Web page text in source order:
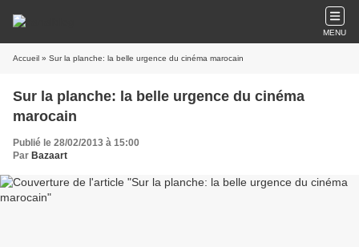
MENU
Accueil » Sur la planche: la belle urgence du cinéma marocain
Sur la planche: la belle urgence du cinéma
marocain
Publié le 28/02/2013 à 15:00
Par Bazaart